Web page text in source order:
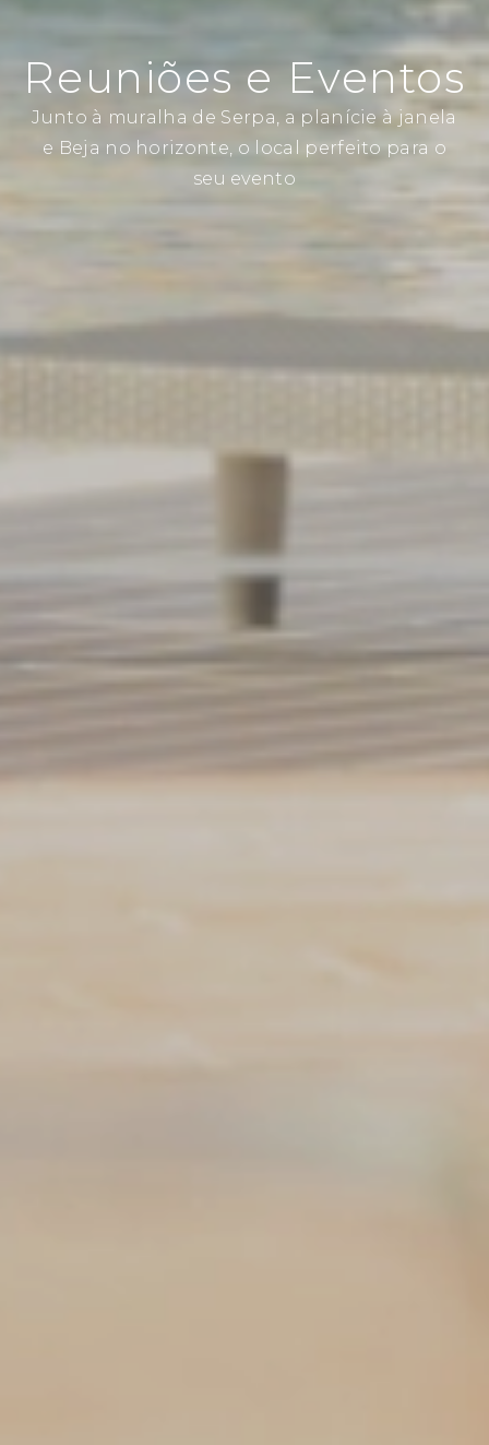
Reuniões e Eventos
Junto à muralha de Serpa, a planície à janela
e Beja no horizonte, o local perfeito para o
seu evento